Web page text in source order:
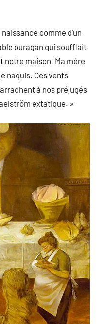
comme d’un
ouragan qui soufflait
notre maison. Ma mère
naquis. Ces vents
à nos préjugés
extatique. »